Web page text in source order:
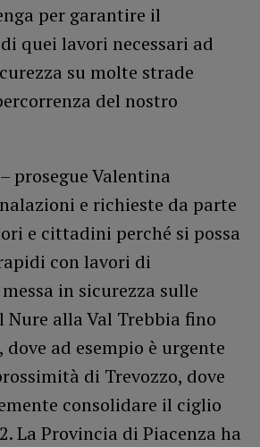
per garantire il
quei lavori necessari ad
su molte strade
del nostro
prosegue Valentina
e richieste da parte
e cittadini perché si possa
con lavori di
in sicurezza sulle
Nure alla Val Trebbia fino
ad esempio è urgente
di Trevozzo, dove
consolidare il ciglio
La Provincia di Piacenza ha